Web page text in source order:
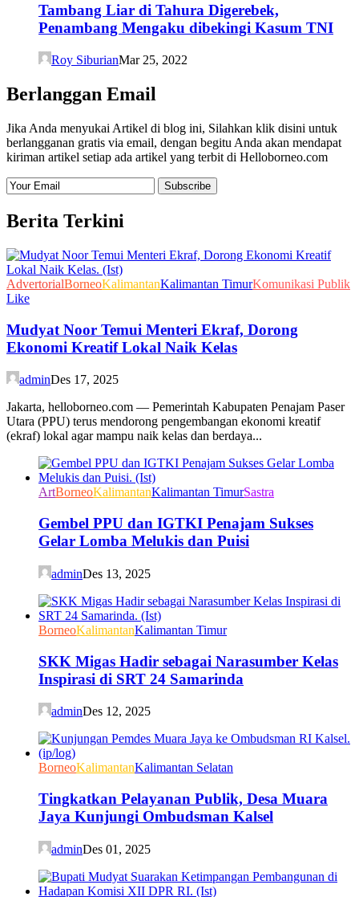
Tambang Liar di Tahura Digerebek,
Penambang Mengaku dibekingi Kasum TNI
Roy SiburianMar 25, 2022
Berlanggan Email
Jika Anda menyukai Artikel di blog ini, Silahkan klik disini untuk
berlangganan gratis via email, dengan begitu Anda akan mendapat
kiriman artikel setiap ada artikel yang terbit di Helloborneo.com
Berita Terkini
AdvertorialBorneoKalimantanKalimantan TimurKomunikasi Publik
Like
Mudyat Noor Temui Menteri Ekraf, Dorong
Ekonomi Kreatif Lokal Naik Kelas
adminDes 17, 2025
Jakarta, helloborneo.com — Pemerintah Kabupaten Penajam Paser
Utara (PPU) terus mendorong pengembangan ekonomi kreatif
(ekraf) lokal agar mampu naik kelas dan berdaya...
ArtBorneoKalimantanKalimantan TimurSastra
Gembel PPU dan IGTKI Penajam Sukses
Gelar Lomba Melukis dan Puisi
adminDes 13, 2025
BorneoKalimantanKalimantan Timur
SKK Migas Hadir sebagai Narasumber Kelas
Inspirasi di SRT 24 Samarinda
adminDes 12, 2025
BorneoKalimantanKalimantan Selatan
Tingkatkan Pelayanan Publik, Desa Muara
Jaya Kunjungi Ombudsman Kalsel
adminDes 01, 2025